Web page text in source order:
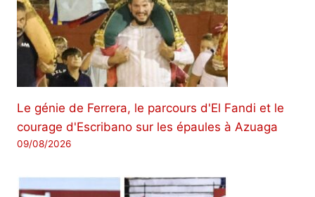
Le génie de Ferrera, le parcours d'El Fandi et le
courage d'Escribano sur les épaules à Azuaga
09/08/2026